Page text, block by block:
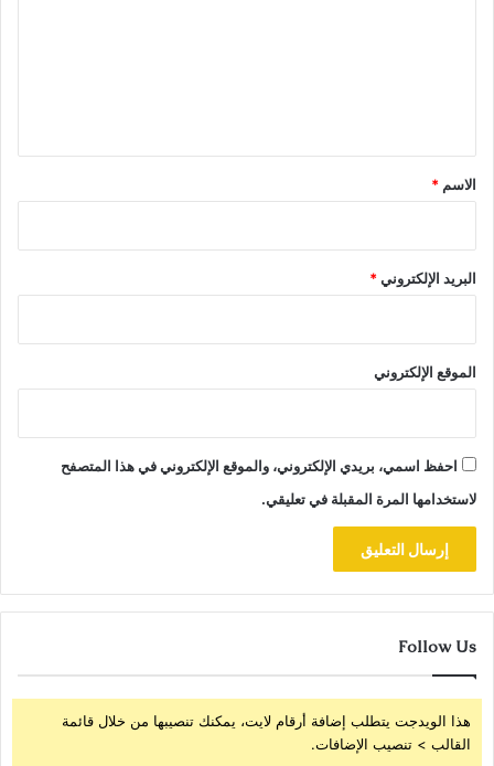
*
الاسم *
البريد الإلكتروني*
الموقع الإلكتروني
احفظ اسمي، بريدي الإلكتروني، والموقع الإلكتروني في هذا المتصفح
لاستخدامها المرة المقبلة في تعليقي.
Follow Us
هذا الويدجت يتطلب إضافة أرقام لايت، يمكنك تنصيبها من خلال قائمة
القالب > تنصيب الإضافات.